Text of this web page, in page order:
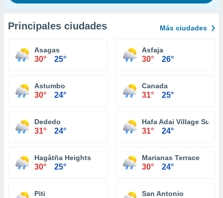
Principales ciudades Más ciudades
Asagas
30° 25°
Asfaja
30° 26°
Astumbo
30° 24°
Canada
31° 25°
Dededo
31° 24°
Hafa Adai Village
31° 24°
Hagåtña Heights
30° 25°
Marianas Terrace
30° 24°
Piti San Antonio